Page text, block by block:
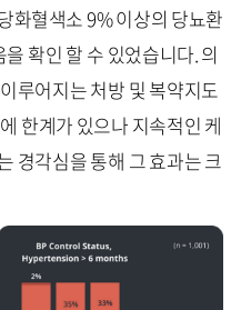
화혈색소 9% 이상의 당뇨환
확인 할 수 있었습니다. 의
루어지는 처방 및 복약지도
한계가 있으나 지속적인 케
경각심을 통해 그 효과는 크